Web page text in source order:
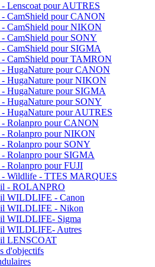
Lenscoat pour AUTRES
CamShield pour CANON
- CamShield pour NIKON
CamShield pour SONY
CamShield pour SIGMA
CamShield pour TAMRON
- HugaNature pour CANON
- HugaNature pour NIKON
HugaNature pour SIGMA
HugaNature pour SONY
HugaNature pour AUTRES
- Rolanpro pour CANON
- Rolanpro pour NIKON
Rolanpro pour SONY
Rolanpro pour SIGMA
Rolanpro pour FUJI
- Wildlife - TTES MARQUES
- ROLANPRO
WILDLIFE - Canon
WILDLIFE - Nikon
WILDLIFE- Sigma
WILDLIFE- Autres
LENSCOAT
d'objectifs